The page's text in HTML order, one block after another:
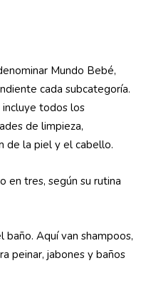
Mundo Bebé,
cada subcategoría.
incluye todos los
de limpieza,
de la piel y el cabello.
en tres, según su rutina
Aquí van shampoos,
peinar, jabones y baños